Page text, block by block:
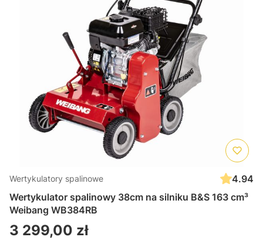
Wertykulatory spalinowe
4.94
Wertykulator spalinowy 38cm na silniku B&S 163 cm³
Weibang WB384RB
Cena
3 299,00 zł